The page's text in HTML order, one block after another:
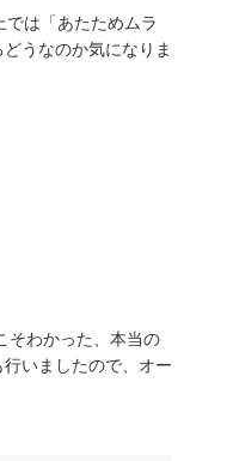
は「あたためムラ
うなのか気になりま
そわかった、本当の
いましたので、オー